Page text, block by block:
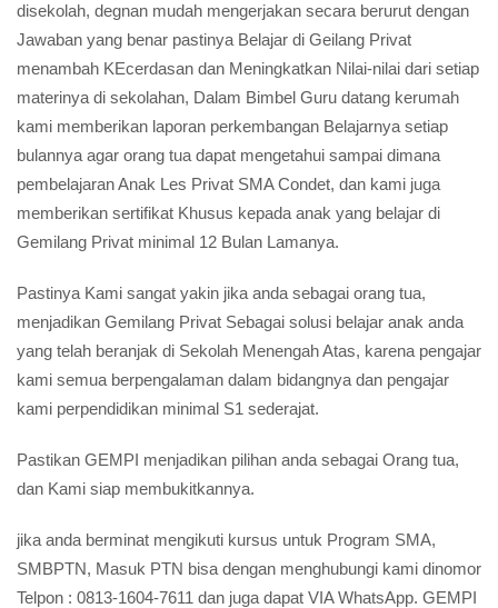
disekolah, degnan mudah mengerjakan secara berurut dengan
Jawaban yang benar pastinya Belajar di Geilang Privat
menambah KEcerdasan dan Meningkatkan Nilai-nilai dari setiap
materinya di sekolahan, Dalam Bimbel Guru datang kerumah
kami memberikan laporan perkembangan Belajarnya setiap
bulannya agar orang tua dapat mengetahui sampai dimana
pembelajaran Anak Les Privat SMA Condet, dan kami juga
memberikan sertifikat Khusus kepada anak yang belajar di
Gemilang Privat minimal 12 Bulan Lamanya.
Pastinya Kami sangat yakin jika anda sebagai orang tua,
menjadikan Gemilang Privat Sebagai solusi belajar anak anda
yang telah beranjak di Sekolah Menengah Atas, karena pengajar
kami semua berpengalaman dalam bidangnya dan pengajar
kami perpendidikan minimal S1 sederajat.
Pastikan GEMPI menjadikan pilihan anda sebagai Orang tua,
dan Kami siap membukitkannya.
jika anda berminat mengikuti kursus untuk Program SMA,
SMBPTN, Masuk PTN bisa dengan menghubungi kami dinomor
Telpon : 0813-1604-7611 dan juga dapat VIA WhatsApp. GEMPI